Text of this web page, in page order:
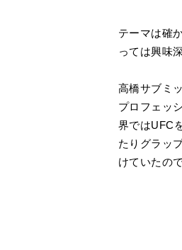
テーマは確
っては興味
高橋サブミ
プロフェッ
界ではUFC
たりグラッ
けていたので